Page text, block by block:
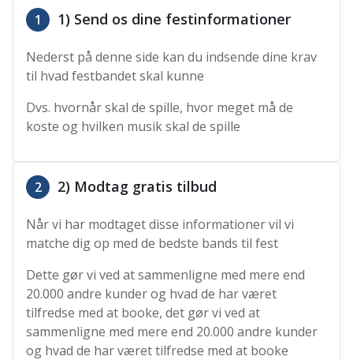
1 1) Send os dine festinformationer
Nederst på denne side kan du indsende dine krav
til hvad festbandet skal kunne
Dvs. hvornår skal de spille, hvor meget må de
koste og hvilken musik skal de spille
2 2) Modtag gratis tilbud
Når vi har modtaget disse informationer vil vi
matche dig op med de bedste bands til fest
Dette gør vi ved at sammenligne med mere end
20.000 andre kunder og hvad de har været
tilfredse med at booke, det gør vi ved at
sammenligne med mere end 20.000 andre kunder
og hvad de har været tilfredse med at booke